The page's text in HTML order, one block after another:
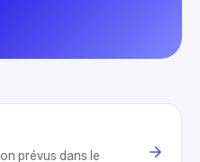
prévus dans le